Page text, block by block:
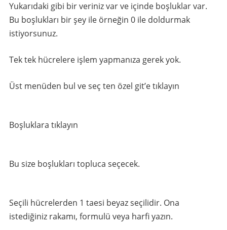
Yukarıdaki gibi bir veriniz var ve içinde boşluklar var.
Bu boşlukları bir şey ile örneğin 0 ile doldurmak
istiyorsunuz.
Tek tek hücrelere işlem yapmanıza gerek yok.
Üst menüden bul ve seç ten özel git’e tıklayın
Boşluklara tıklayın
Bu size boşlukları topluca seçecek.
Seçili hücrelerden 1 taesi beyaz seçilidir. Ona
istediğiniz rakamı, formulü veya harfi yazın.